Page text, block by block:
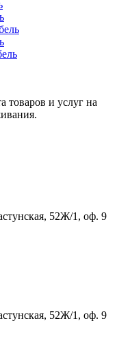
товаров и услуг на
52Ж/1, оф. 9
52Ж/1, оф. 9